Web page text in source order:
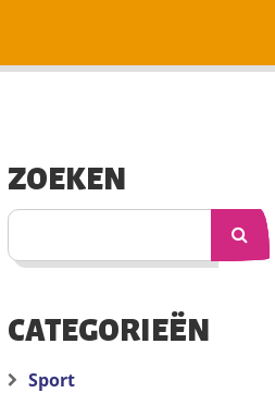
ZOEKEN
CATEGORIEËN
Sport